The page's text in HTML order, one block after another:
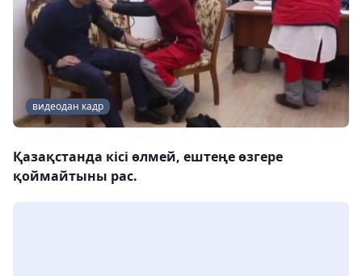
видеодан кадр
Қазақстанда кісі өлмей, ештеңе өзгере
қоймайтыны рас.